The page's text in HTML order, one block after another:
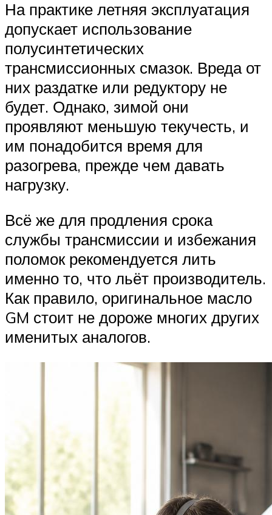
На практике летняя эксплуатация
допускает использование
полусинтетических
трансмиссионных смазок. Вреда от
них раздатке или редуктору не
будет. Однако, зимой они
проявляют меньшую текучесть, и
им понадобится время для
разогрева, прежде чем давать
нагрузку.
Всё же для продления срока
службы трансмиссии и избежания
поломок рекомендуется лить
именно то, что льёт производитель.
Как правило, оригинальное масло
GM стоит не дороже многих других
именитых аналогов.